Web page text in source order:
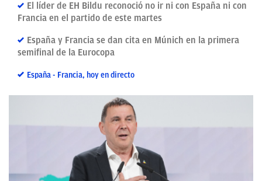
El líder de EH Bildu reconoció no ir ni con España ni con
Francia en el partido de este martes
España y Francia se dan cita en Múnich en la primera
semifinal de la Eurocopa
España - Francia, hoy en directo